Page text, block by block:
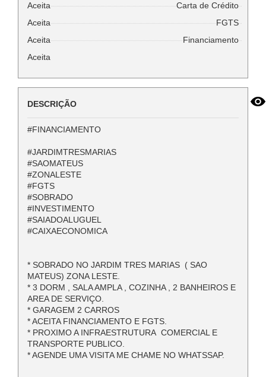
Aceita
Carta de Crédito
Aceita
FGTS
Aceita
Financiamento
Aceita
DESCRIÇÃO
#FINANCIAMENTO
#JARDIMTRESMARIAS
#SAOMATEUS
#ZONALESTE
#FGTS
#SOBRADO
#INVESTIMENTO
#SAIADOALUGUEL
#CAIXAECONOMICA
* SOBRADO NO JARDIM TRES MARIAS ( SAO
MATEUS) ZONA LESTE.
* 3 DORM , SALA AMPLA , COZINHA , 2 BANHEIROS E
AREA DE SERVIÇO.
* GARAGEM 2 CARROS
* ACEITA FINANCIAMENTO E FGTS.
* PROXIMO A INFRAESTRUTURA COMERCIAL E
TRANSPORTE PUBLICO.
* AGENDE UMA VISITA ME CHAME NO WHATSSAP.